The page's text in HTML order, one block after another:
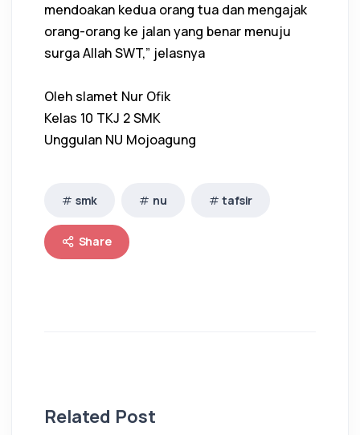
mendoakan kedua orang tua dan mengajak
orang-orang ke jalan yang benar menuju
surga Allah SWT,” jelasnya
Oleh slamet Nur Ofik
Kelas 10 TKJ 2 SMK
Unggulan NU Mojoagung
smk nu tafsir
Share
Related Post